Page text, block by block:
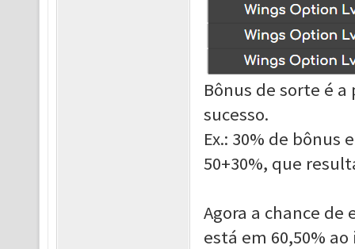
Bônus de sorte é
sucesso.
Ex.: 30% de bônus
50+30%, que
Agora a chance
está em 60,50% ao